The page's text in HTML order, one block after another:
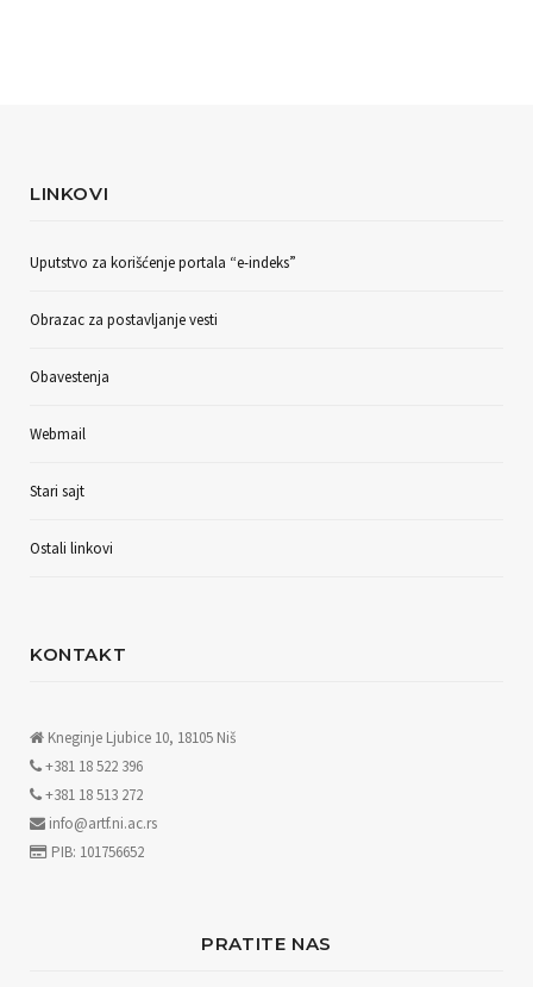
LINKOVI
Uputstvo za korišćenje portala “e-indeks”
Obrazac za postavljanje vesti
Obavestenja
Webmail
Stari sajt
Ostali linkovi
KONTAKT
Kneginje Ljubice 10, 18105 Niš
+381 18 522 396
+381 18 513 272
info@artf.ni.ac.rs
PIB: 101756652
PRATITE NAS